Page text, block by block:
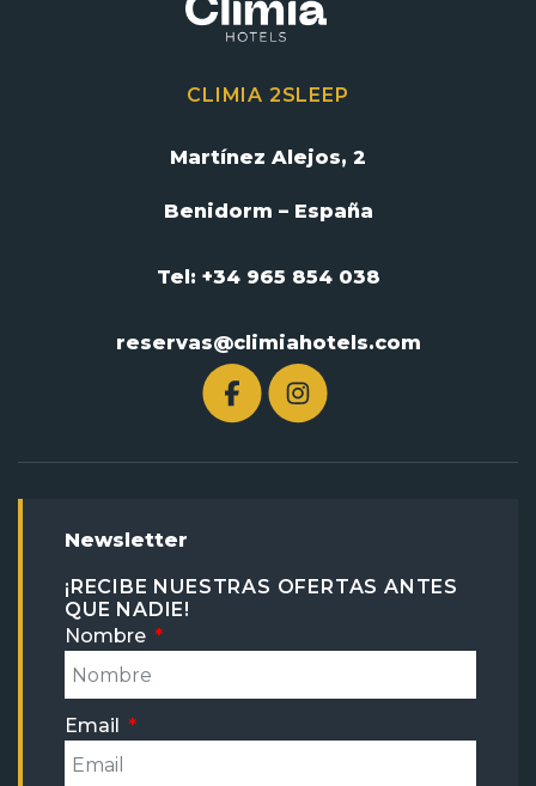
CLIMIA 2SLEEP
Martínez Alejos, 2
Benidorm – España
Tel: +34 965 854 038
reservas@climiahotels.com
Newsletter
¡RECIBE NUESTRAS OFERTAS ANTES
QUE NADIE!
Nombre
Email